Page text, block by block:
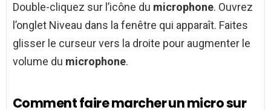
Double-cliquez sur l’icône du microphone. Ouvrez
l’onglet Niveau dans la fenêtre qui apparaît. Faites
glisser le curseur vers la droite pour augmenter le
volume du microphone.
Comment faire marcher un micro sur